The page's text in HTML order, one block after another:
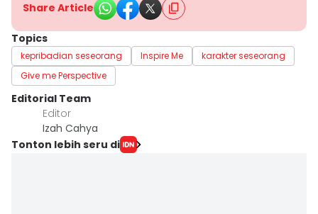
Share Article
Topics
kepribadian seseorang Inspire Me
karakter seseorang
Give me Perspective
Editorial Team
Editor
Izah Cahya
Tonton lebih seru di